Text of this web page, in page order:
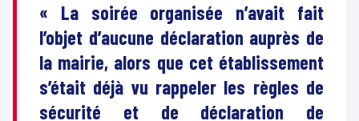
« La soirée organisée n’avait fait
l’objet d’aucune déclaration auprès de
la mairie, alors que cet établissement
s’était déjà vu rappeler les règles de
sécurité et de déclaration de